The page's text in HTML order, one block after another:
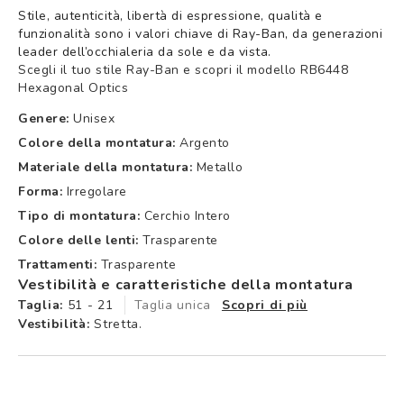
Stile, autenticità, libertà di espressione, qualità e
funzionalità sono i valori chiave di Ray-Ban, da generazioni
leader dell’occhialeria da sole e da vista.
Scegli il tuo stile Ray-Ban e scopri il modello RB6448
Hexagonal Optics
Genere: Unisex
Colore della montatura: Argento
Materiale della montatura: Metallo
Forma: Irregolare
Tipo di montatura: Cerchio Intero
Colore delle lenti: Trasparente
Trattamenti: Trasparente
Vestibilità e caratteristiche della montatura
Taglia: 51 - 21 Taglia unica
Scopri di più
Vestibilità: Stretta.